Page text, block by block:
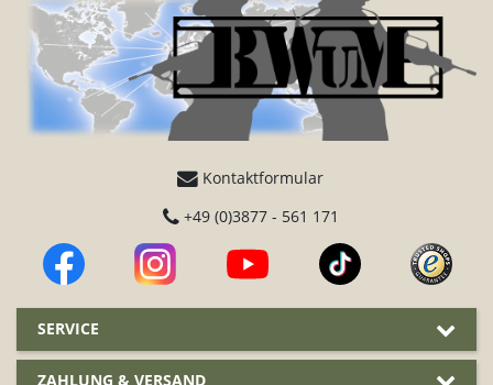
Kontaktformular
+49 (0)3877 - 561 171
SERVICE
ZAHLUNG & VERSAND